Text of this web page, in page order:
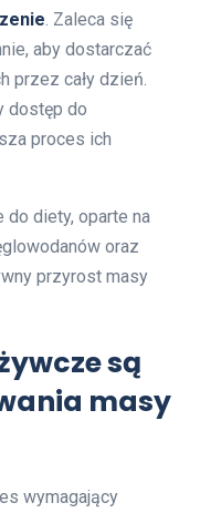
. Zaleca się
aby dostarczać
przez cały dzień.
dostęp do
proces ich
do diety, oparte na
oraz
przyrost masy
są
masy
wymagający